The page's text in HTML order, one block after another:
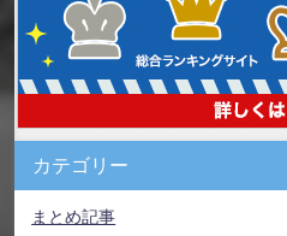
カテゴリー
まとめ記事